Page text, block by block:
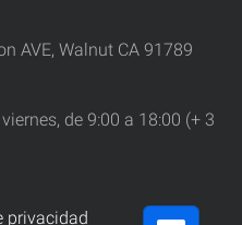
AVE, Walnut CA 91789
de 9:00 a 18:00 (+ 3
privacidad